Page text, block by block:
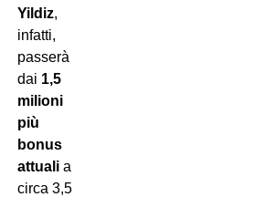
Yildiz,
infatti,
passerà
dai 1,5
milioni
più
bonus
attuali a
circa 3,5